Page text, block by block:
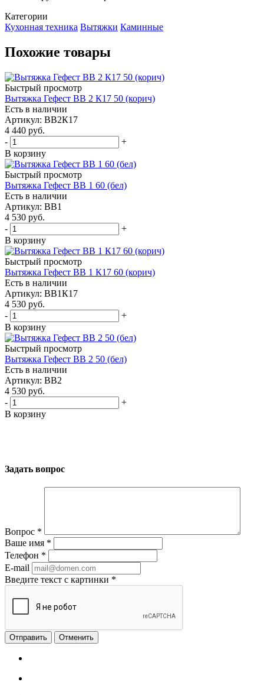
Категории
Кухонная техника Вытяжки Каминные
Похожие товары
Быстрый просмотр
Вытяжка Гефест ВВ 2 К17 50 (корич)
Есть в наличии
Артикул: ВВ2К17
4 440 руб.
-
+
В корзину
Быстрый просмотр
Вытяжка Гефест ВВ 1 60 (бел)
Есть в наличии
Артикул: ВВ1
4 530 руб.
-
+
В корзину
Быстрый просмотр
Вытяжка Гефест ВВ 1 К17 60 (корич)
Есть в наличии
Артикул: ВВ1К17
4 530 руб.
-
+
В корзину
Быстрый просмотр
Вытяжка Гефест ВВ 2 50 (бел)
Есть в наличии
Артикул: ВВ2
4 530 руб.
-
+
В корзину
Задать вопрос
Вопрос *
Ваше имя *
Телефон *
E-mail
Введите текст с картинки *
Отменить